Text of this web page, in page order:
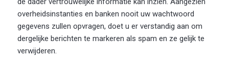
overheidsinstanties en banken nooit uw wachtwoord
gegevens zullen opvragen, doet u er verstandig aan om
dergelijke berichten te markeren als spam en ze gelijk te
verwijderen.